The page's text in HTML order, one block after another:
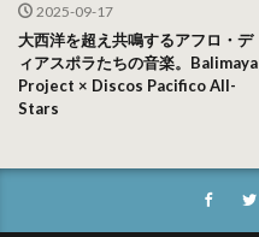
2025-09-17
大西洋を超え共鳴するアフロ・デ
ィアスポラたちの音楽。Balimaya
Project × Discos Pacifico All-
Stars